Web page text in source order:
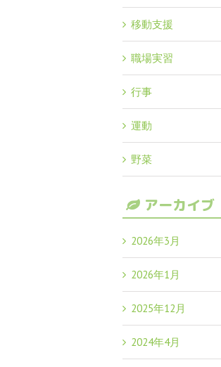
移動支援
職場実習
行事
運動
野菜
アーカイブ
2026年3月
2026年1月
2025年12月
2024年4月